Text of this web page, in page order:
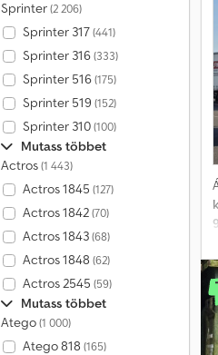
Sprinter(2 206)
Sprinter 317(441)
Sprinter 316(333)
Sprinter 516(175)
Sprinter 519 (152)
Sprinter 310(100)
Mutass többet
Actros(1 443)
Actros 1845 (127)
Actros 1842(70)
Actros 1843(68)
Actros 1848 (62)
Actros 2545 (59)
Mutass többet
Atego(1 000)
Atego 818 (165)